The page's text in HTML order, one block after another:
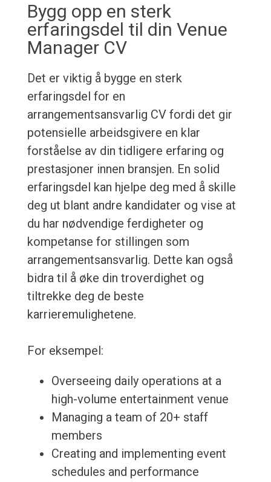
Bygg opp en sterk
erfaringsdel til din Venue
Manager CV
Det er viktig å bygge en sterk
erfaringsdel for en
arrangementsansvarlig CV fordi det gir
potensielle arbeidsgivere en klar
forståelse av din tidligere erfaring og
prestasjoner innen bransjen. En solid
erfaringsdel kan hjelpe deg med å skille
deg ut blant andre kandidater og vise at
du har nødvendige ferdigheter og
kompetanse for stillingen som
arrangementsansvarlig. Dette kan også
bidra til å øke din troverdighet og
tiltrekke deg de beste
karrieremulighetene.
For eksempel:
Overseeing daily operations at a
high-volume entertainment venue
Managing a team of 20+ staff
members
Creating and implementing event
schedules and performance